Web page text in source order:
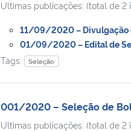
Ultimas publicações: (total de 2
11/09/2020 – Divulgação
01/09/2020 – Edital de
Tags:
Seleção
001/2020 – Seleção de
Ultimas publicações: (total de 2